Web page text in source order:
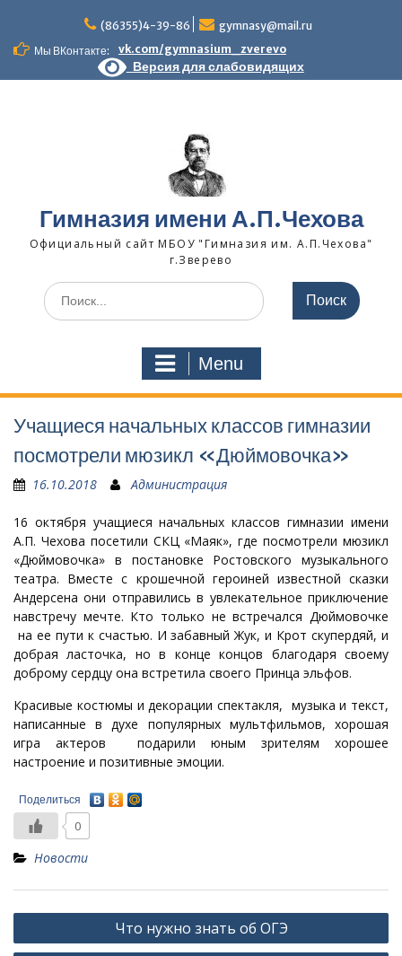
content
(86355)4-39-86
gymnasy@mail.ru
Мы ВКонтакте:
vk.com/gymnasium_zverevo
Версия для слабовидящих
Гимназия имени А.П.Чехова
Официальный сайт МБОУ "Гимназия им. А.П.Чехова"
г.Зверево
Search
for:
Menu
Учащиеся начальных классов гимназии
посмотрели мюзикл «Дюймовочка»
16.10.2018 Администрация
16 октября учащиеся начальных классов гимназии имени
А.П. Чехова посетили СКЦ «Маяк», где посмотрели мюзикл
«Дюймовочка» в постановке Ростовского музыкального
театра. Вместе с крошечной героиней известной сказки
Андерсена они отправились в увлекательное приключение
навстречу мечте. Кто только не встречался Дюймовочке
на ее пути к счастью. И забавный Жук, и Крот скупердяй, и
добрая ласточка, но в конце концов благодаря своему
доброму сердцу она встретила своего Принца эльфов.
Красивые костюмы и декорации спектакля, музыка и текст,
написанные в духе популярных мультфильмов, хорошая
игра актеров подарили юным зрителям хорошее
настроение и позитивные эмоции.
Поделиться
0
Новости
Навигация
по
Что нужно знать об ОГЭ